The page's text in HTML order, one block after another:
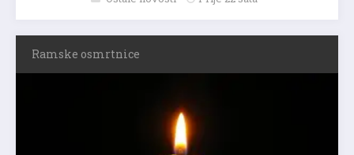
Ramske osmrtnice